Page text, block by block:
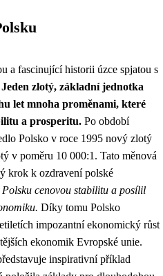
a fascinující historii úzce spjatou s
Jeden zlotý, základní jednotka
let mnoha proměnami, které
a prosperitu. Po období
Polsko v roce 1995 nový zlotý
v poměru 10 000:1. Tato měnová
krok k ozdravení polské
cenovou stabilitu a posílil
Díky tomu Polsko
impozantní ekonomický růst
ekonomik Evropské unie.
inspirativní příklad